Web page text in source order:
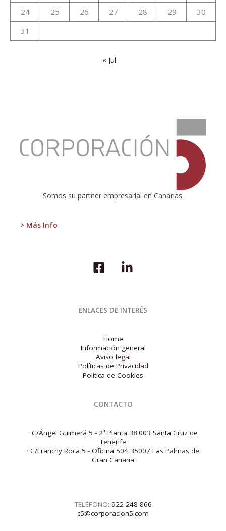
24
25 26 27 28 29
30
31
« Jul
Somos su partner empresarial en Canarias.
> Más Info
ENLACES DE INTERÉS
Home
Información general
Aviso legal
Políticas de Privacidad
Política de Cookies
CONTACTO
· C/Ángel Guimerá 5 - 2ª Planta 38.003 Santa Cruz de
Tenerife
· C/Franchy Roca 5 - Oficina 504 35007 Las Palmas de
Gran Canaria
TELÉFONO: 922 248 866
c5@corporacion5.com